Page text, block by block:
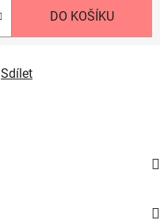
DO KOŠÍKU
Sdílet